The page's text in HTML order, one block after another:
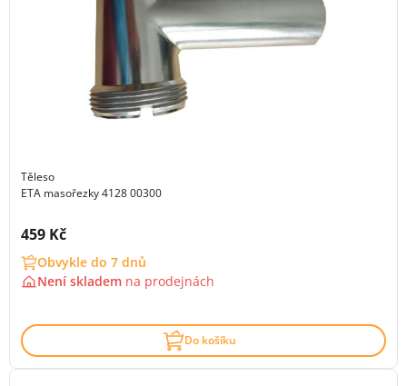
Těleso
ETA masořezky 4128 00300
Cena s DPH:
459 Kč
Obvykle do 7 dnů
Není skladem na prodejnách
Do košíku